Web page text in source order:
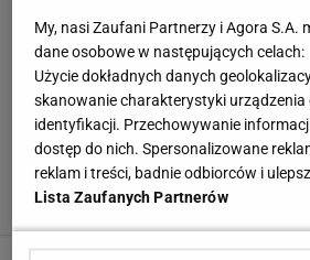
My, nasi Zaufani Partnerzy i Agora S.A.
dane osobowe w następujących celach:
Użycie dokładnych danych
skanowanie charakterystyki urządzenia
identyfikacji. Przechowywanie
dostęp do nich. Spersonalizowane
reklam i treści, badnie odbiorców i
Lista Zaufanych Partnerów